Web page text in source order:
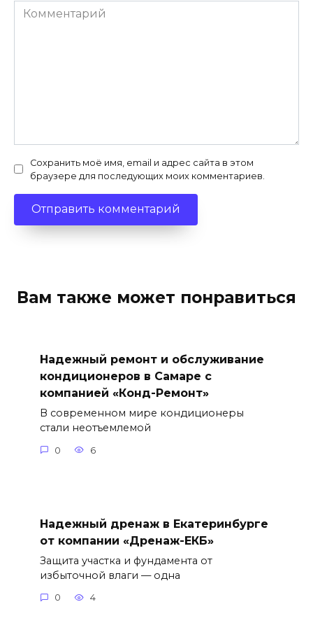
Комментарий
Сохранить моё имя, email и адрес сайта в этом
браузере для последующих моих комментариев.
Вам также может понравиться
Надежный ремонт и обслуживание
кондиционеров в Самаре с
компанией «Конд-Ремонт»
В современном мире кондиционеры
стали неотъемлемой
0 6
Надежный дренаж в Екатеринбурге
от компании «Дренаж-ЕКБ»
Защита участка и фундамента от
избыточной влаги — одна
0 4